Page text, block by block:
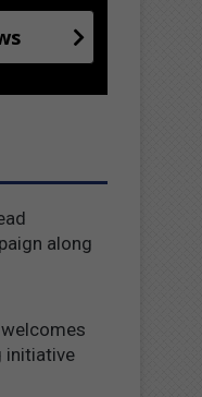
along
initiative